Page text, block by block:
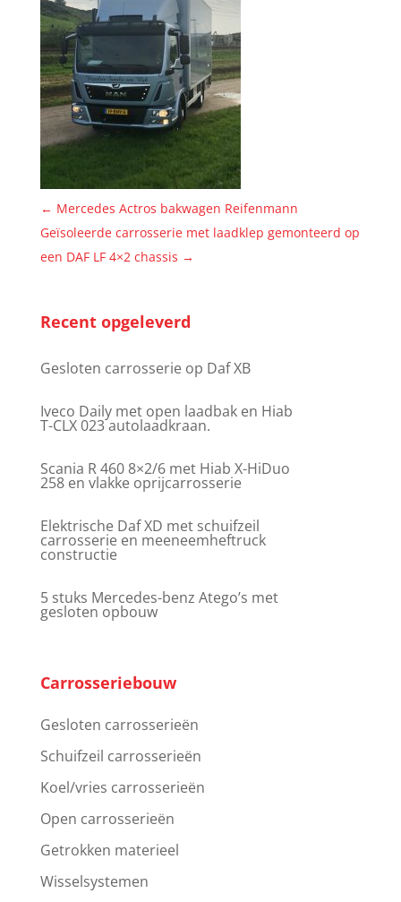
← Mercedes Actros bakwagen Reifenmann
Geïsoleerde carrosserie met laadklep gemonteerd op
een DAF LF 4×2 chassis →
Recent opgeleverd
Gesloten carrosserie op Daf XB
Iveco Daily met open laadbak en Hiab
T-CLX 023 autolaadkraan.
Scania R 460 8×2/6 met Hiab X-HiDuo
258 en vlakke oprijcarrosserie
Elektrische Daf XD met schuifzeil
carrosserie en meeneemheftruck
constructie
5 stuks Mercedes-benz Atego’s met
gesloten opbouw
Carrosseriebouw
Gesloten carrosserieën
Schuifzeil carrosserieën
Koel/vries carrosserieën
Open carrosserieën
Getrokken materieel
Wisselsystemen